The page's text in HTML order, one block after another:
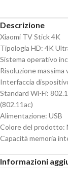
Descrizione
Xiaomi TV Stick 4K
Tipologia HD: 4K
Sistema operativo
Risoluzione
Interfaccia
Standard Wi-Fi:
(802.11ac)
Alimentazione: USB
Colore del prodotto:
Capacità memoria
Informazioni